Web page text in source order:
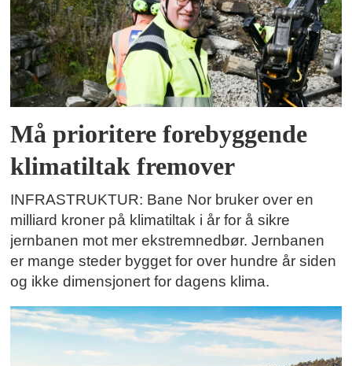
Må prioritere forebyggende
klimatiltak fremover
INFRASTRUKTUR: Bane Nor bruker over en
milliard kroner på klimatiltak i år for å sikre
jernbanen mot mer ekstremnedbør. Jernbanen
er mange steder bygget for over hundre år siden
og ikke dimensjonert for dagens klima.